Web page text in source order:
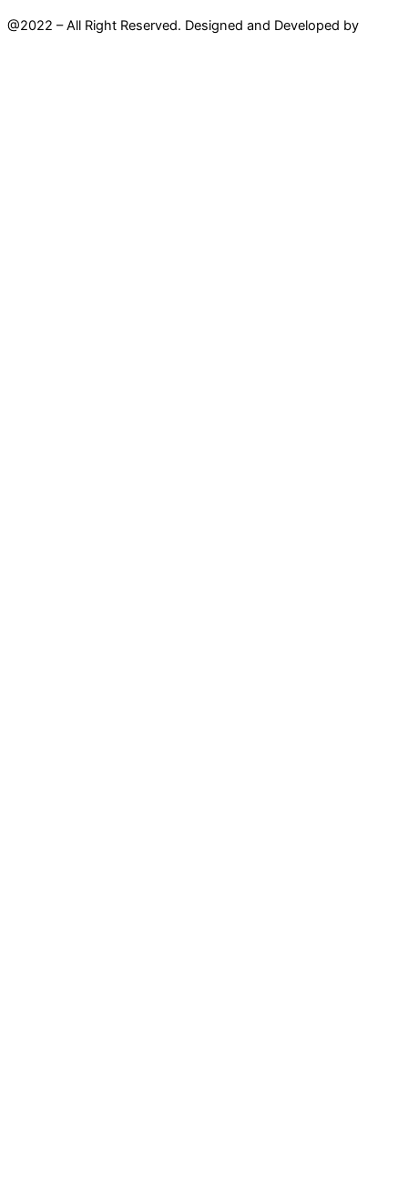
@2022 – All Right Reserved. Designed and Developed by